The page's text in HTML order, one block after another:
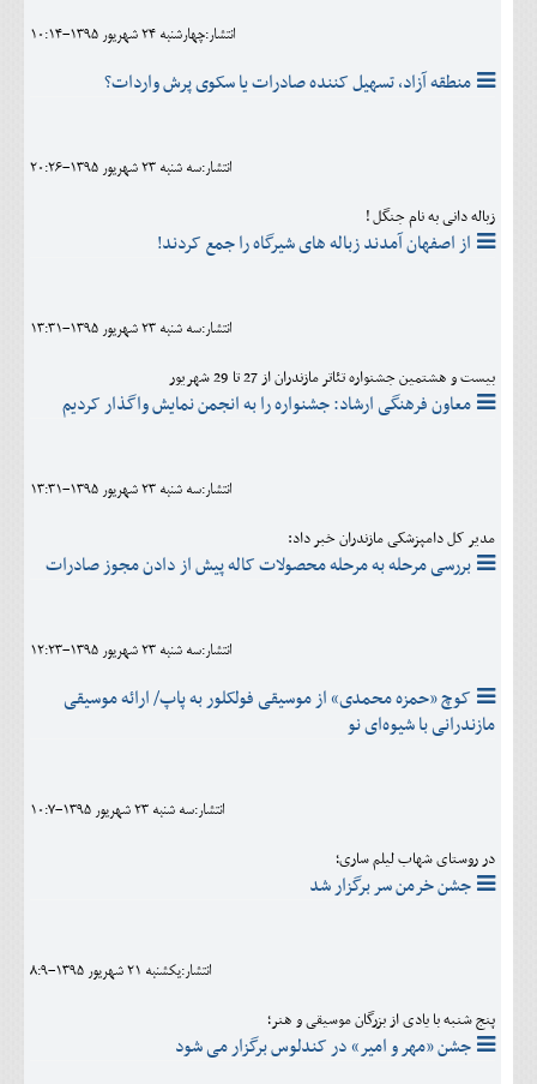
انتشار:چهارشنبه 24 شهريور 1395-10:14
منطقه آزاد، تسهیل کننده صادرات یا سکوی پرش واردات؟
انتشار:سه شنبه 23 شهريور 1395-20:26
زباله دانی به نام جنگل !
از اصفهان آمدند زباله های شیرگاه را جمع کردند!
انتشار:سه شنبه 23 شهريور 1395-13:31
بیست و هشتمین جشنواره تئاتر مازندران از 27 تا 29 شهریور
معاون فرهنگی ارشاد: جشنواره را به انجمن نمایش واگذار کردیم
انتشار:سه شنبه 23 شهريور 1395-13:31
مدیر کل دامپزشکی مازندران خبر داد:
بررسی مرحله به مرحله محصولات کاله پیش از دادن مجوز صادرات
انتشار:سه شنبه 23 شهريور 1395-12:23
کوچ «حمزه محمدی» از موسیقی فولکلور به پاپ/ ارائه موسیقی
مازندرانی با شیوه‌ای نو
انتشار:سه شنبه 23 شهريور 1395-10:7
در روستای شهاب لیلم ساری؛
جشن خرمن سر برگزار شد
انتشار:يکشنبه 21 شهريور 1395-8:9
پنج شنبه با یادی از بزرگان موسیقی و هنر؛
جشن «مهر و امیر» در کندلوس برگزار می شود